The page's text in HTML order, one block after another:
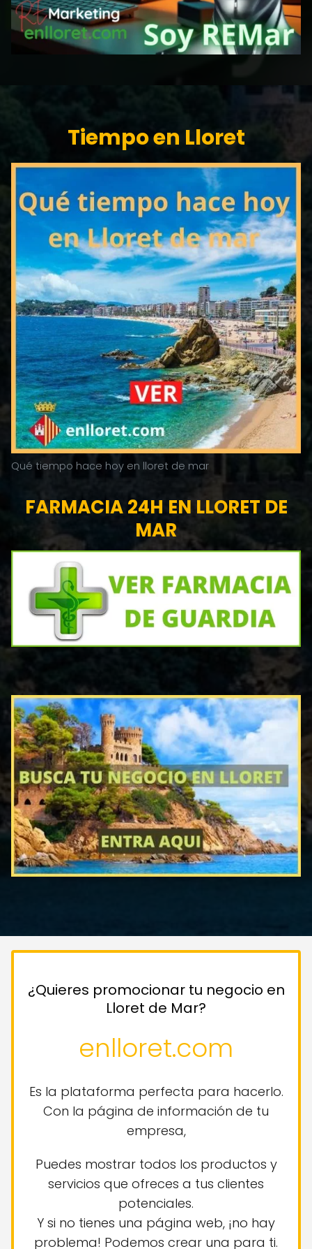
Tiempo en Lloret
Qué tiempo hace hoy en lloret de mar
FARMACIA 24H EN LLORET DE
Lloret de Mar?
enlloret.com
Es la plataforma perfecta para hacerlo.
empresa,
Puedes mostrar todos los productos y
servicios que ofreces a tus clientes
potenciales.